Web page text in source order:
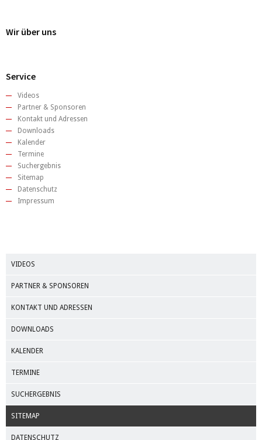
Wir über uns
Service
Videos
Partner & Sponsoren
Kontakt und Adressen
Downloads
Kalender
Termine
Suchergebnis
Sitemap
Datenschutz
Impressum
VIDEOS
PARTNER & SPONSOREN
KONTAKT UND ADRESSEN
DOWNLOADS
KALENDER
TERMINE
SUCHERGEBNIS
SITEMAP
DATENSCHUTZ